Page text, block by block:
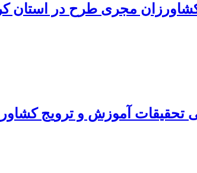
کشاورزان مجری طرح در استان
تحقیقات آموزش و ترویج